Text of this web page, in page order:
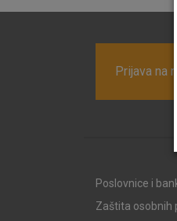
Prijava na
Poslovnice i
Zaštita osobnih